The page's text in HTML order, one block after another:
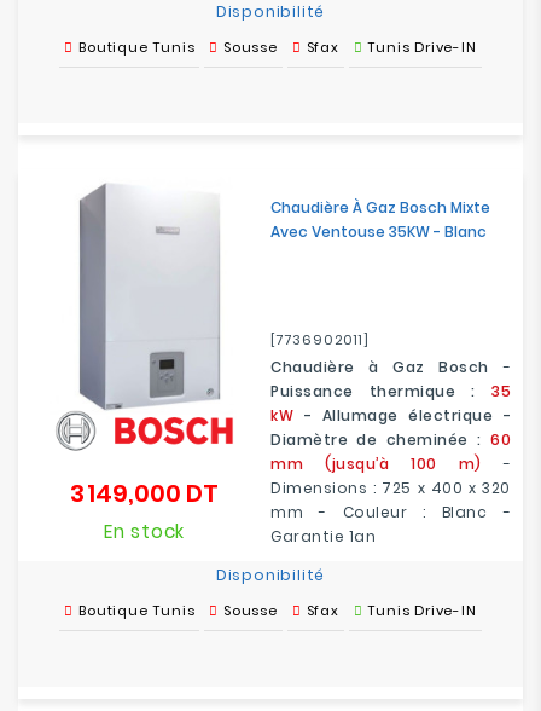
Disponibilité
Boutique Tunis Sousse Sfax Tunis Drive-IN
Chaudière À Gaz Bosch Mixte
Avec Ventouse 35KW - Blanc
[7736902011]
Chaudière à Gaz Bosch
-
Puissance thermique :
35
kW - Allumage électrique -
Diamètre de cheminée : 60
mm (jusqu’à 100 m) -
Dimensions : 725 x 400 x 320
mm - Couleur : Blanc -
Garantie 1an
3 149,000 DT
En stock
Disponibilité
Boutique Tunis Sousse Sfax Tunis Drive-IN